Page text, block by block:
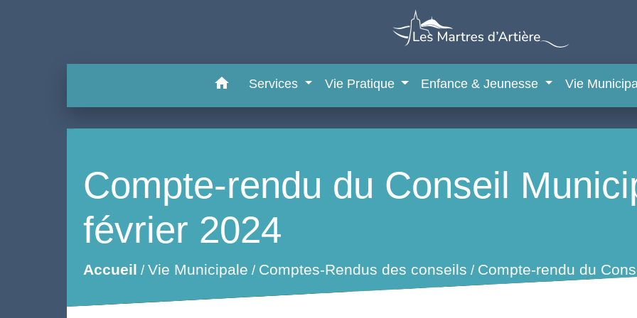
home Services Vie Pratique Enfance & Jeunesse Vie
Compte-rendu du Conseil
février 2024
Accueil /Vie Municipale / Comptes-Rendus des conseils / Compte-rendu du